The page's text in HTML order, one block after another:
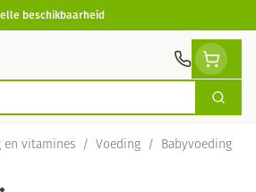
beschikbaarheid
Zoek
en vitamines / Voeding / Babyvoeding